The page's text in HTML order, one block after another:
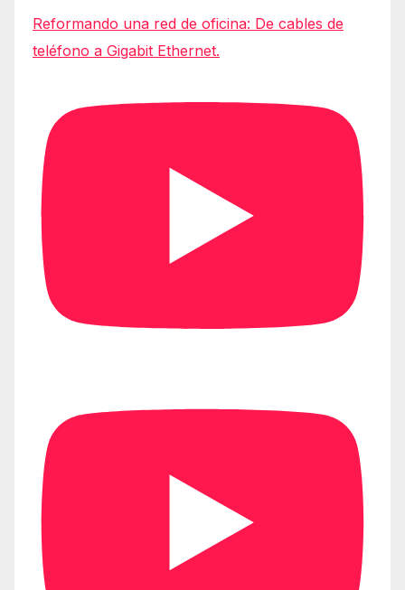
Reformando una red de oficina: De cables de
teléfono a Gigabit Ethernet.